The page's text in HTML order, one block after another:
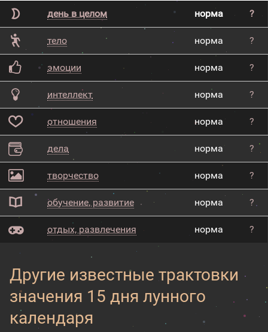
день в целом норма ?
тело норма ?
эмоции норма ?
интеллект норма ?
отношения норма ?
дела норма ?
творчество норма ?
обучение, развитие норма ?
отдых, развлечения норма ?
Другие известные трактовки
значения 15 дня лунного
календаря